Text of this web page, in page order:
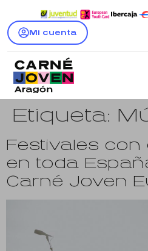
Mi cuenta
Etiqueta:
Festivales con
en toda
Carné Joven